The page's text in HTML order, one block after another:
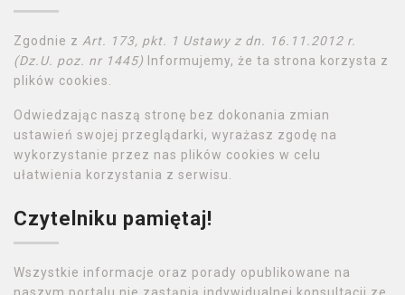
Zgodnie z Art. 173, pkt. 1 Ustawy z dn. 16.11.2012 r.
(Dz.U. poz. nr 1445) Informujemy, że ta strona korzysta z
plików cookies.
Odwiedzając naszą stronę bez dokonania zmian
ustawień swojej przeglądarki, wyrażasz zgodę na
wykorzystanie przez nas plików cookies w celu
ułatwienia korzystania z serwisu.
Czytelniku pamiętaj!
Wszystkie informacje oraz porady opublikowane na